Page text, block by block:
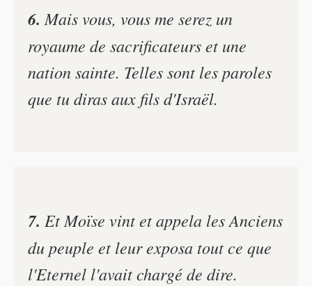
6. Mais vous, vous me serez un
royaume de sacrificateurs et une
nation sainte. Telles sont les paroles
que tu diras aux fils d'Israël.
7. Et Moïse vint et appela les Anciens
du peuple et leur exposa tout ce que
l'Eternel l'avait chargé de dire.